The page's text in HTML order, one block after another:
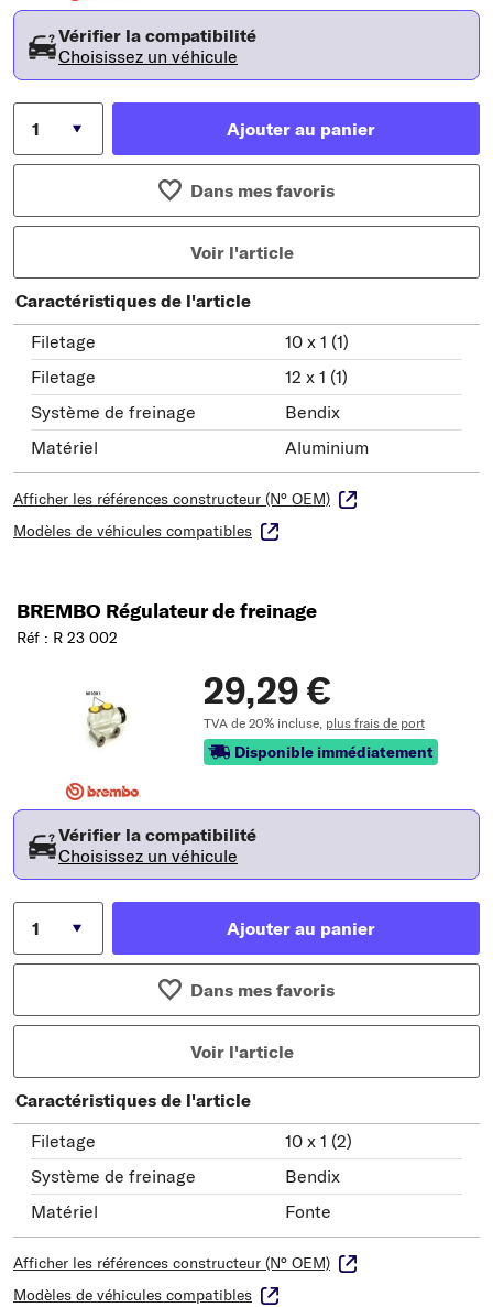
Vérifier la compatibilité
Choisissez un véhicule
Ajouter au panier
Dans mes favoris
Voir l'article
Caractéristiques de l'article
Filetage
10 x 1 (1)
Filetage
12 x 1 (1)
Système de freinage
Bendix
Matériel
Aluminium
Afficher les références constructeur (N° OEM)
Modèles de véhicules compatibles
BREMBO Régulateur de freinage
Réf : R 23 002
29,29 €
TVA de 20% incluse, plus frais de port
Disponible immédiatement
Vérifier la compatibilité
Choisissez un véhicule
Ajouter au panier
Dans mes favoris
Voir l'article
Caractéristiques de l'article
Filetage
10 x 1 (2)
Système de freinage
Bendix
Matériel
Fonte
Afficher les références constructeur (N° OEM)
Modèles de véhicules compatibles